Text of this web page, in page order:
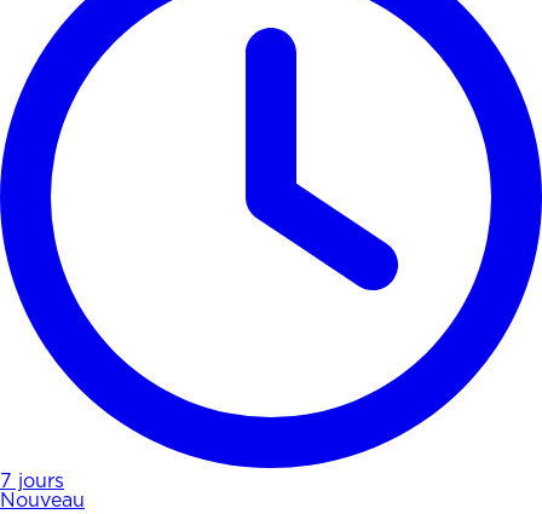
7 jours
Nouveau